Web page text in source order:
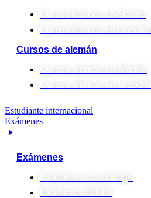
Cursos francés en Madrid
Cursos de alemán
Cursos alemán en Madrid
Cursos alemán en el
Estudiante internacional
Exámenes
Exámenes
Exámenes Cambridge
Exámenes IELTS